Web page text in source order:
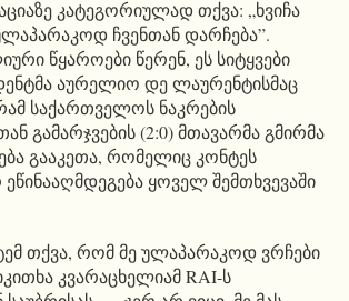
კატეგორიულად თქვა: „ხვიჩა
ჩვენთან დარჩება”.
წყაროები წერენ, ეს სიტყვები
აურელიო დე ლაურენტისმაც
საქართველოს ნაკრების
გამარჯვების (2:0) მთავარმა გმირმა
გააკეთა, რომელიც კონტეს
ეწინააღმდეგება ყოველ შემთხვევაში
თქვა, რომ მე ულაპარაკოდ ვრჩები
კვარაცხელიამ RAI-ს